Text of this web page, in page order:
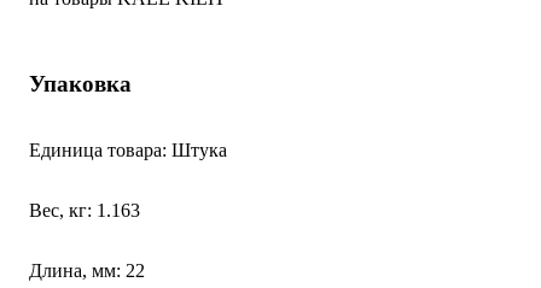
Упаковка
Единица товара: Штука
Вес, кг: 1.163
Длина, мм: 22